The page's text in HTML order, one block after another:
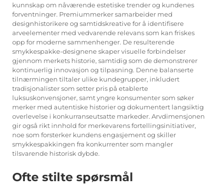
kunnskap om nåværende estetiske trender og kundenes
forventninger. Premiummerker samarbeider med
designhistorikere og samtidskreative for å identifisere
arveelementer med vedvarende relevans som kan friskes
opp for moderne sammenhenger. De resulterende
smykkespakke-designene skaper visuelle forbindelser
gjennom merkets historie, samtidig som de demonstrerer
kontinuerlig innovasjon og tilpasning. Denne balanserte
tilnærmingen tiltaler ulike kundegrupper, inkludert
tradisjonalister som setter pris på etablerte
luksuskonvensjoner, samt yngre konsumenter som søker
merker med autentiske historier og dokumentert langsiktig
overlevelse i konkurranseutsatte markeder. Arvdimensjonen
gir også rikt innhold for merkevarens fortellingsinitiativer,
noe som forsterker kundens engasjement og skiller
smykkespakkingen fra konkurrenter som mangler
tilsvarende historisk dybde.
Ofte stilte spørsmål